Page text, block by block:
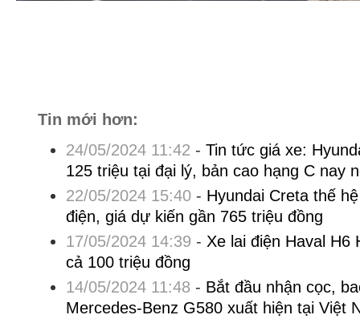
Tin mới hơn:
24/05/2024 11:42 - Tin tức giá xe:
125 triệu tại đại lý, bản cao hạng C nay
22/05/2024 15:40- Hyundai Creta thế
điện, giá dự kiến gần 765 triệu đồng
17/05/2024 14:39 - Xe lai điện Haval H6
cả 100 triệu đồng
14/05/2024 11:48 - Bắt đầu nhận cọc,
Mercedes-Benz G580 xuất hiện tại Việt